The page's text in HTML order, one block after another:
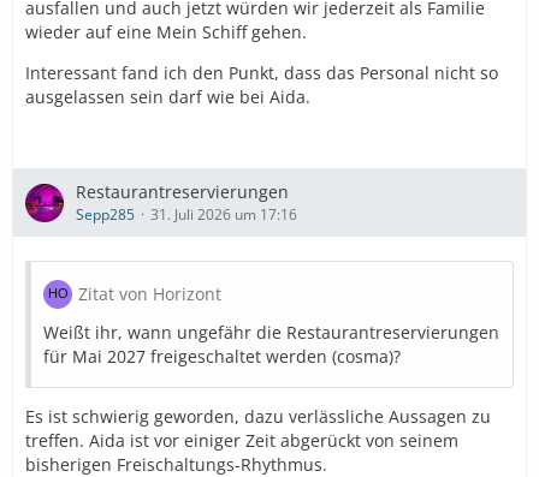
ausfallen und auch jetzt würden wir jederzeit als Familie
wieder auf eine Mein Schiff gehen.
Interessant fand ich den Punkt, dass das Personal nicht so
ausgelassen sein darf wie bei Aida.
Restaurantreservierungen
Sepp285 31. Juli 2026 um 17:16
Zitat von Horizont
Weißt ihr, wann ungefähr die Restaurantreservierungen
für Mai 2027 freigeschaltet werden (cosma)?
Es ist schwierig geworden, dazu verlässliche Aussagen zu
treffen. Aida ist vor einiger Zeit abgerückt von seinem
bisherigen Freischaltungs-Rhythmus.